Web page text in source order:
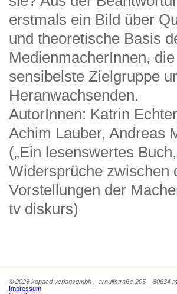
erstmals ein Bild über
und theoretische Basis
MedienmacherInnen,
sensibelste Zielgruppe
Heranwachsenden.
AutorInnen: Katrin
Achim Lauber, Andreas
(„Ein lesenswertes
Widersprüche zwischen
Vorstellungen der
tv diskurs)
© 2026 kopaed verlagsgmbh _ arnulfstraße 205 _ 80634
Impressum